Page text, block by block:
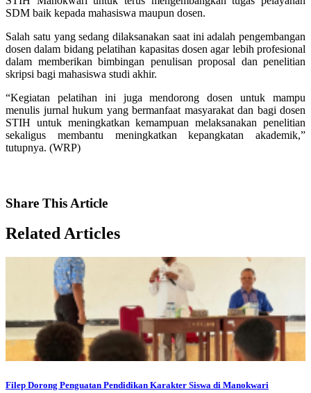
SDM baik kepada mahasiswa maupun dosen.
Salah satu yang sedang dilaksanakan saat ini adalah pengembangan
dosen dalam bidang pelatihan kapasitas dosen agar lebih profesional
dalam memberikan bimbingan penulisan proposal dan penelitian
skripsi bagi mahasiswa studi akhir.
“Kegiatan pelatihan ini juga mendorong dosen untuk mampu
menulis jurnal hukum yang bermanfaat masyarakat dan bagi dosen
STIH untuk meningkatkan kemampuan melaksanakan penelitian
sekaligus membantu meningkatkan kepangkatan akademik,”
tutupnya. (WRP)
Share This Article
RelatedArticles
Filep Dorong Penguatan Pendidikan Karakter Siswa di Manokwari